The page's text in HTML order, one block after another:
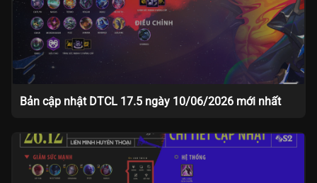
Bản cập nhật DTCL 17.5 ngày 10/06/2026 mới nhất